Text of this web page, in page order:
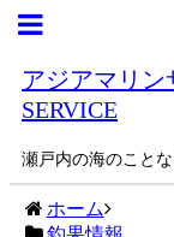
アジアマリ
SERVICE
瀬戸内の海のこと
ホーム